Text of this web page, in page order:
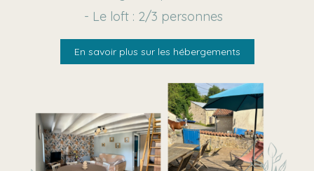
- Le loft : 2/3 personnes
En savoir plus sur les hébergements